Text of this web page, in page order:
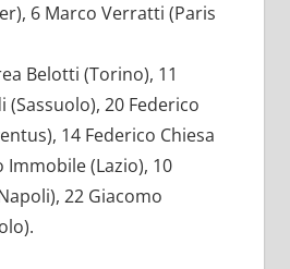
6 Marco Verratti (Paris
Belotti (Torino), 11
20 Federico
14 Federico Chiesa
Immobile (Lazio), 10
22 Giacomo